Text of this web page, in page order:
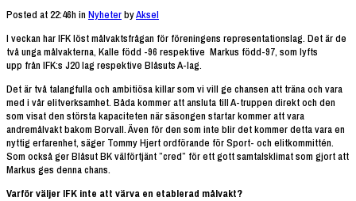
Posted at 22:46h in NyheterbyAksel
I veckan har IFK löst målvaktsfrågan för föreningens representationslag. Det är de
två unga målvakterna, Kalle född -96 respektive Markus född-97, som lyfts
upp från IFK:s J20 lag respektive Blåsuts A-lag.
Det är två talangfulla och ambitiösa killar som vi vill ge chansen att träna och vara
med i vår elitverksamhet. Båda kommer att ansluta till A-truppen direkt och den
som visat den största kapaciteten när säsongen startar kommer att vara
andremålvakt bakom Borvall. Även för den som inte blir det kommer detta vara en
nyttig erfarenhet, säger Tommy Hjert ordförande för Sport- och elitkommittén.
Som också ger Blåsut BK välförtjänt ”cred” för ett gott samtalsklimat som gjort att
Markus ges denna chans.
Varför väljer IFK inte att värva en etablerad målvakt?